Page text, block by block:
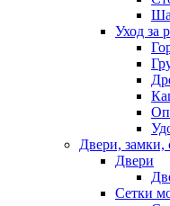
Уход за
Двери, замки,
Двери
Сетки